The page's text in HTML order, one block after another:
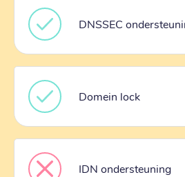
DNSSEC
Domein lock
IDN ondersteuning